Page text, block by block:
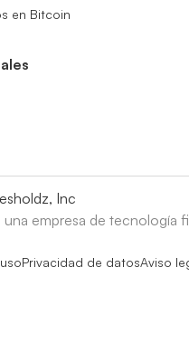
en Bitcoin
Inc
una empresa de tecnología
Privacidad de datosAviso